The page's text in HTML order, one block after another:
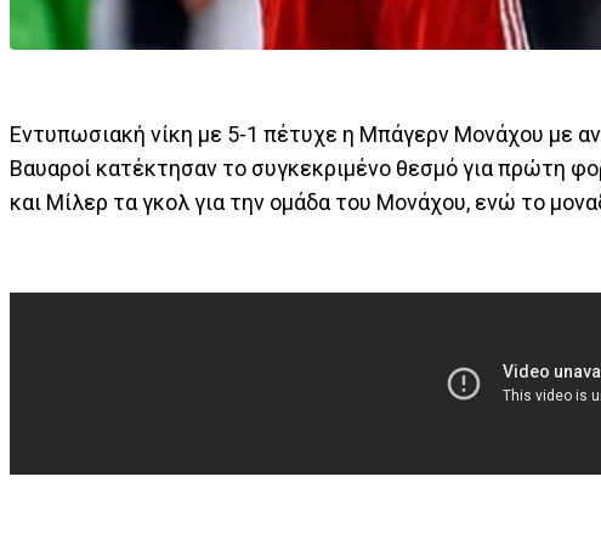
Εντυπωσιακή νίκη με 5-1 πέτυχε η Μπάγερν Μονάχου με
Βαυαροί κατέκτησαν το συγκεκριμένο θεσμό για πρώτη
και Μίλερ τα γκολ για την ομάδα του Μονάχου, ενώ το